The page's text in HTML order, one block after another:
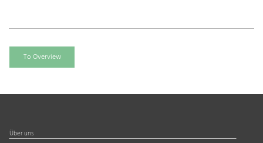
To Overview
Über uns